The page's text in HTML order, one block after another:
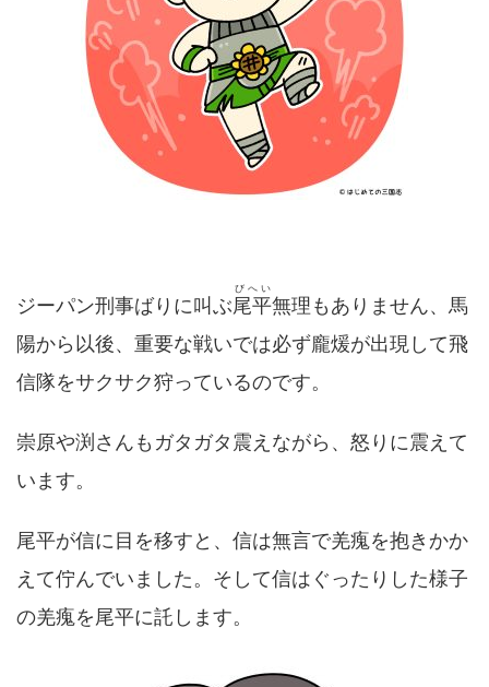
ジーパン刑事ばりに叫ぶ尾平
びへい
無理もありません、馬
陽から以後、重要な戦いでは必ず龐煖が出現して飛
信隊をサクサク狩っているのです。
崇原や渕さんもガタガタ震えながら、怒りに震えて
います。
尾平が信に目を移すと、信は無言で羌瘣を抱きかか
えて佇んでいました。そして信はぐったりした様子
の羌瘣を尾平に託します。